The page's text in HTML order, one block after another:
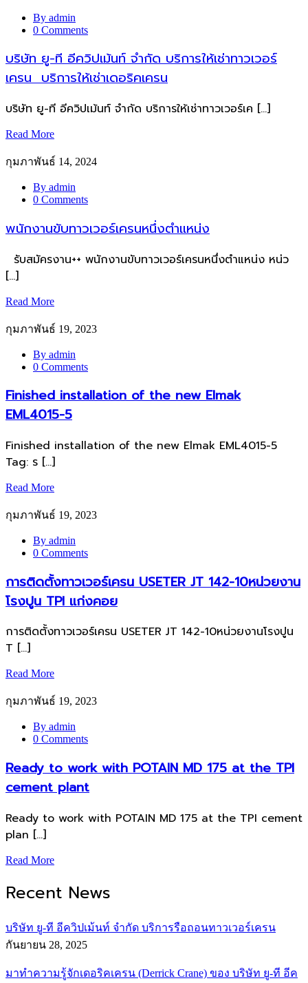
By admin
0 Comments
บริษัท ยู-ที อีควิปเม้นท์ จำกัด บริการให้เช่าทาวเวอร์
เครน บริการให้เช่าเดอริคเครน
บริษัท ยู-ที อีควิปเม้นท์ จำกัด บริการให้เช่าทาวเวอร์เค […]
Read More
กุมภาพันธ์ 14, 2024
By admin
0 Comments
พนักงานขับทาวเวอร์เครนหนึ่งตำแหน่ง
รับสมัครงาน++ พนักงานขับทาวเวอร์เครนหนึ่งตำแหน่ง หน่ว
[…]
Read More
กุมภาพันธ์ 19, 2023
By admin
0 Comments
Finished installation of the new Elmak
EML4015-5
Finished installation of the new Elmak EML4015-5
Tag: ร […]
Read More
กุมภาพันธ์ 19, 2023
By admin
0 Comments
การติดตั้งทาวเวอร์เครน USETER JT 142-10หน่วยงาน
โรงปูน TPI แก่งคอย
การติดตั้งทาวเวอร์เครน USETER JT 142-10หน่วยงานโรงปูน
T […]
Read More
กุมภาพันธ์ 19, 2023
By admin
0 Comments
Ready to work with POTAIN MD 175 at the TPI
cement plant
Ready to work with POTAIN MD 175 at the TPI cement
plan […]
Read More
Recent News
บริษัท ยู-ที อีควิปเม้นท์ จำกัด บริการรือถอนทาวเวอร์เครน
กันยายน 28, 2025
มาทำความรู้จักเดอริคเครน (Derrick Crane) ของ บริษัท ยู-ที อีค